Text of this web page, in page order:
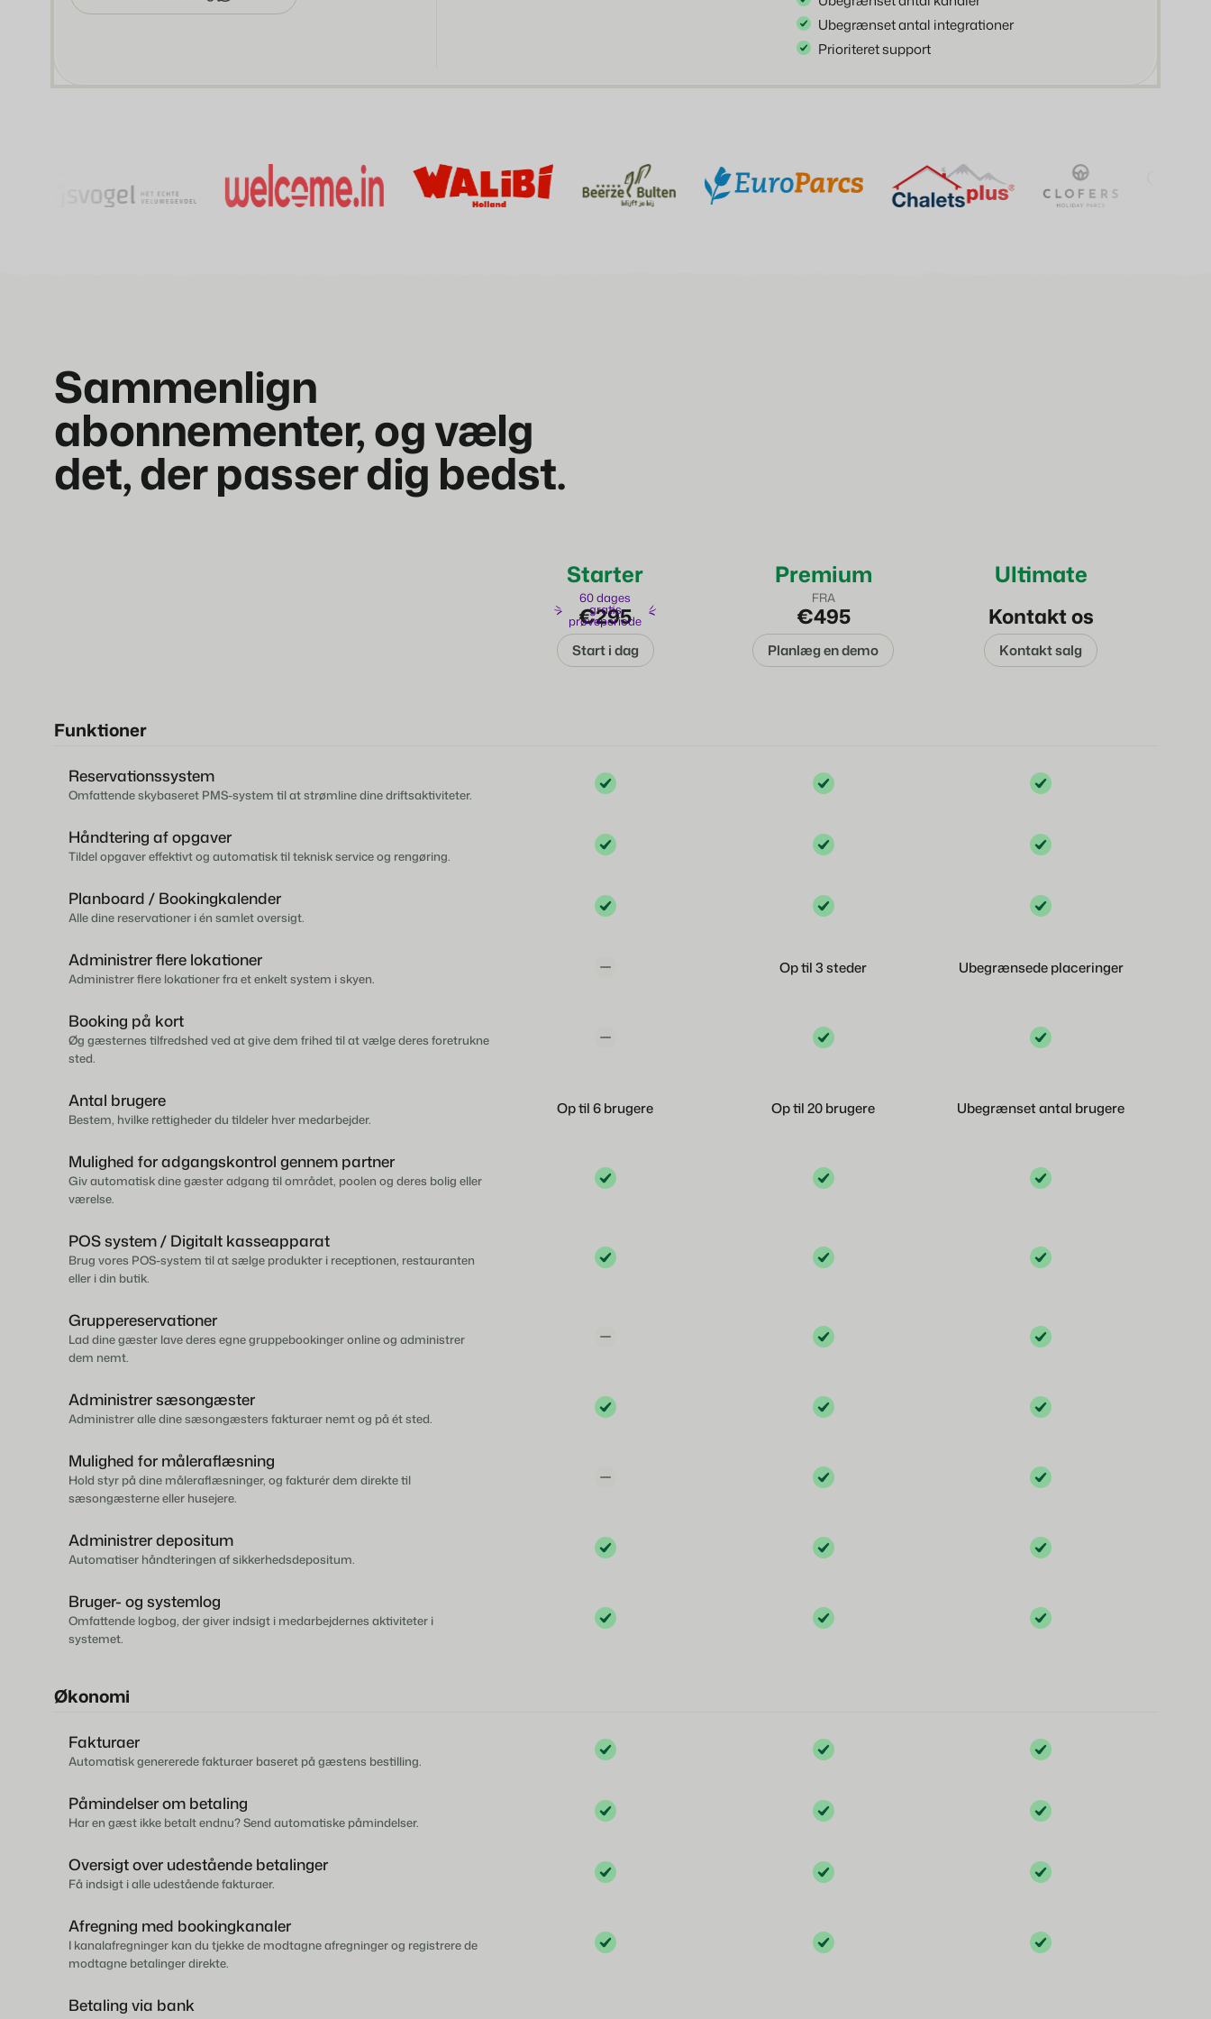
For ferieparker
Ubegrænset antal integrationer
Prioriteret support
Sammenlign
abonnementer, og vælg
det, der passer dig bedst.
Starter
60 dages
gratis
prøveperiode
€295
Start i dag
Premium
FRA
€495
Planlæg en demo
Ultimate
Kontakt os
Kontakt salg
Funktioner
Reservationssystem
Omfattende skybaseret PMS-system til at strømline dine driftsaktiviteter.
Håndtering af opgaver
Tildel opgaver effektivt og automatisk til teknisk service og rengøring.
Planboard / Bookingkalender
Alle dine reservationer i én samlet oversigt.
Administrer flere lokationer
Administrer flere lokationer fra et enkelt system i skyen.
Op til 3 steder Ubegrænsede placeringer
Booking på kort
Øg gæsternes tilfredshed ved at give dem frihed til at vælge deres foretrukne
sted.
Antal brugere
Bestem, hvilke rettigheder du tildeler hver medarbejder.
Op til 6 brugere Op til 20 brugere Ubegrænset antal brugere
Mulighed for adgangskontrol gennem partner
Giv automatisk dine gæster adgang til området, poolen og deres bolig eller
værelse.
POS system / Digitalt kasseapparat
Brug vores POS-system til at sælge produkter i receptionen, restauranten
eller i din butik.
Gruppereservationer
Lad dine gæster lave deres egne gruppebookinger online og administrer
dem nemt.
Administrer sæsongæster
Administrer alle dine sæsongæsters fakturaer nemt og på ét sted.
Mulighed for måleraflæsning
Hold styr på dine måleraflæsninger, og fakturér dem direkte til
sæsongæsterne eller husejere.
Administrer depositum
Automatiser håndteringen af sikkerhedsdepositum.
Bruger- og systemlog
Omfattende logbog, der giver indsigt i medarbejdernes aktiviteter i
systemet.
Økonomi
Fakturaer
Automatisk genererede fakturaer baseret på gæstens bestilling.
Påmindelser om betaling
Har en gæst ikke betalt endnu? Send automatiske påmindelser.
Oversigt over udestående betalinger
Få indsigt i alle udestående fakturaer.
Afregning med bookingkanaler
I kanalafregninger kan du tjekke de modtagne afregninger og registrere de
modtagne betalinger direkte.
Betaling via bank